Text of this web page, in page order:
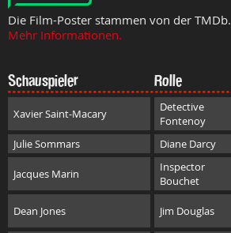
Die Film-Poster stammen von der TMDb.
Mehr Informationen.
Schauspieler Rolle
Xavier Saint-Macary
Detective
Fontenoy
Julie Sommars Diane Darcy
Jacques Marin
Inspector
Bouchet
Dean Jones Jim Douglas